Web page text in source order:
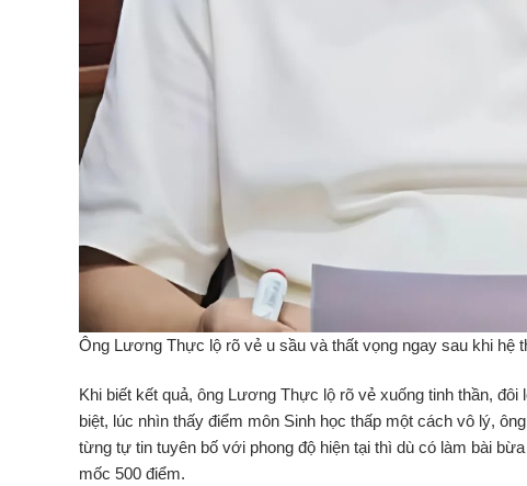
Ông Lương Thực lộ rõ vẻ u sầu và thất vọng ngay sau khi hệ
Khi biết kết quả, ông Lương Thực lộ rõ vẻ xuống tinh thần,
biệt, lúc nhìn thấy điểm môn Sinh học thấp một cách vô lý,
từng tự tin tuyên bố với phong độ hiện tại thì dù có làm bài
mốc 500 điểm.